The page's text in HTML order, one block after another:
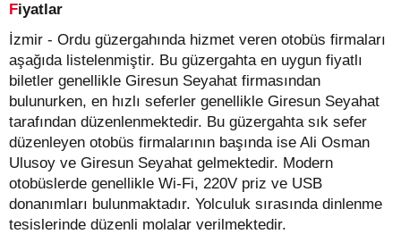
Fiyatlar
İzmir - Ordu güzergahında hizmet veren otobüs firmaları
aşağıda listelenmiştir. Bu güzergahta en uygun fiyatlı
biletler genellikle Giresun Seyahat firmasından
bulunurken, en hızlı seferler genellikle Giresun Seyahat
tarafından düzenlenmektedir. Bu güzergahta sık sefer
düzenleyen otobüs firmalarının başında ise Ali Osman
Ulusoy ve Giresun Seyahat gelmektedir. Modern
otobüslerde genellikle Wi-Fi, 220V priz ve USB
donanımları bulunmaktadır. Yolculuk sırasında dinlenme
tesislerinde düzenli molalar verilmektedir.